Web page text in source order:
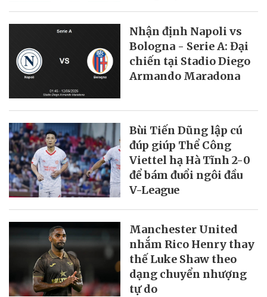
Nhận định Napoli vs
Bologna - Serie A: Đại
chiến tại Stadio Diego
Armando Maradona
Bùi Tiến Dũng lập cú
đúp giúp Thể Công
Viettel hạ Hà Tĩnh 2-0
để bám đuổi ngôi đầu
V-League
Manchester United
nhắm Rico Henry thay
thế Luke Shaw theo
dạng chuyển nhượng
tự do